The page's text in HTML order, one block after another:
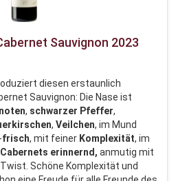
Sauvignon 2023
diesen erstaunlich
Sauvignon: Die Nase ist
, schwarzer Pfeffer,
, Veilchen, im Mund
-frisch, mit feiner Komplexität, im
erinnernd, anmutig mit
Schöne Komplexität und